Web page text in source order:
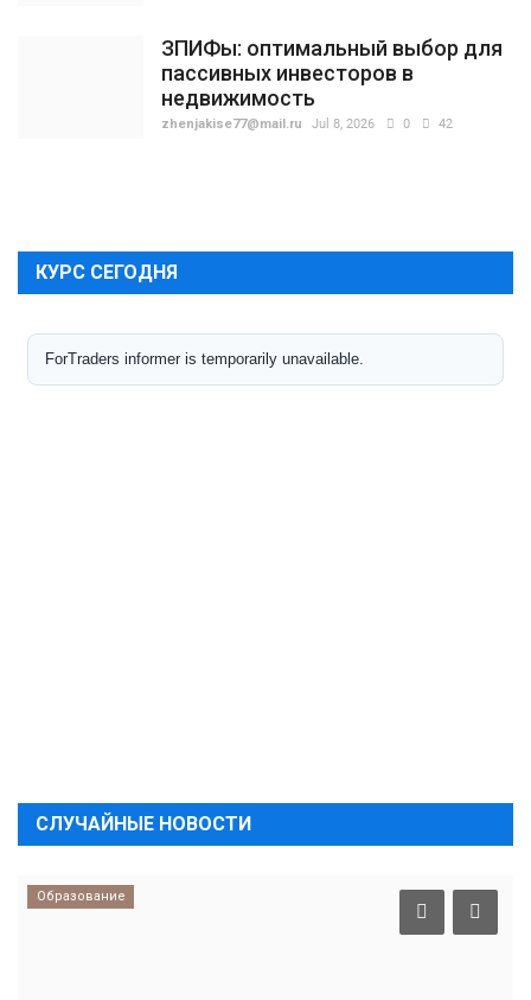
ЗПИФы: оптимальный выбор для
пассивных инвесторов в
недвижимость
zhenjakise77@mail.ru Jul 8, 2026 0 42
КУРС СЕГОДНЯ
СЛУЧАЙНЫЕ НОВОСТИ
Образование